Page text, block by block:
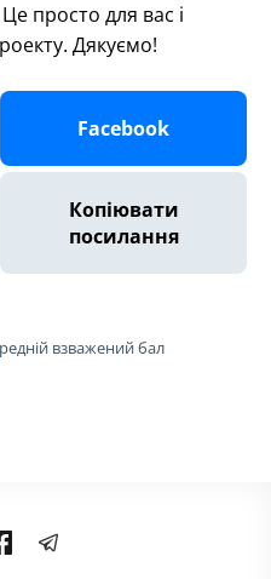
просто для вас і
Дякуємо!
Facebook
Копіювати
посилання
взважений бал